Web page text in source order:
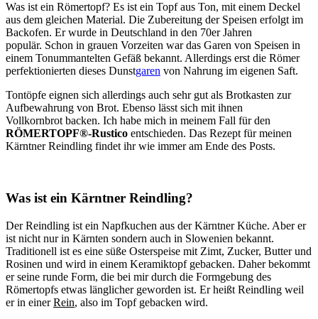
Was ist ein Römertopf? Es ist ein Topf aus Ton, mit einem Deckel
aus dem gleichen Material. Die Zubereitung der Speisen erfolgt im
Backofen. Er wurde in Deutschland in den 70er Jahren
populär. Schon in grauen Vorzeiten war das Garen von Speisen in
einem Tonummantelten Gefäß bekannt. Allerdings erst die Römer
perfektionierten dieses Dunstgaren von Nahrung im eigenen Saft.
Tontöpfe eignen sich allerdings auch sehr gut als Brotkasten zur
Aufbewahrung von Brot. Ebenso lässt sich mit ihnen
Vollkornbrot backen. Ich habe mich in meinem Fall für den
RÖMERTOPF®-Rustico entschieden. Das Rezept für meinen
Kärntner Reindling findet ihr wie immer am Ende des Posts.
Was ist ein Kärntner Reindling?
Der Reindling ist ein Napfkuchen aus der Kärntner Küche. Aber er
ist nicht nur in Kärnten sondern auch in Slowenien bekannt.
Traditionell ist es eine süße Osterspeise mit Zimt, Zucker, Butter und
Rosinen und wird in einem Keramiktopf gebacken. Daher bekommt
er seine runde Form, die bei mir durch die Formgebung des
Römertopfs etwas länglicher geworden ist. Er heißt Reindling weil
er in einerRein, also im Topf gebacken wird.